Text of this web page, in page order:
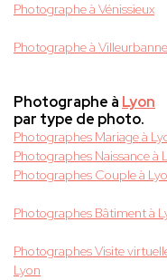
Photographe à Vénissieux
Photographe à Villeurbanne
Photographe à Lyon
par type de photo.
Photographes Mariage à
Photographes Naissance à
Photographes Couple à
Photographes Bâtiment à
Photographes Visite
Lyon